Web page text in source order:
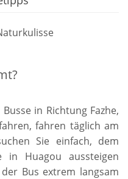
in Richtung Fazhe,
fahren täglich am
Sie einfach, dem
in Huagou aussteigen
Bus extrem langsam